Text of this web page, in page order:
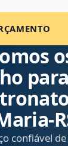
confiável